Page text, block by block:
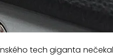
tech giganta